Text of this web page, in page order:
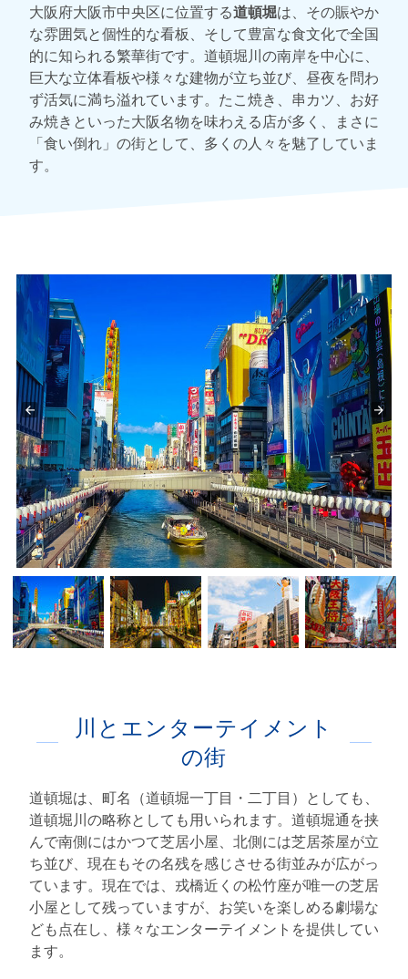
大阪府大阪市中央区に位置する道頓堀は、その賑やか
な雰囲気と個性的な看板、そして豊富な食文化で全国
的に知られる繁華街です。道頓堀川の南岸を中心に、
巨大な立体看板や様々な建物が立ち並び、昼夜を問わ
ず活気に満ち溢れています。たこ焼き、串カツ、お好
み焼きといった大阪名物を味わえる店が多く、まさに
「食い倒れ」の街として、多くの人々を魅了していま
す。
川とエンターテイメント
の街
道頓堀は、町名（道頓堀一丁目・二丁目）としても、
道頓堀川の略称としても用いられます。道頓堀通を挟
んで南側にはかつて芝居小屋、北側には芝居茶屋が立
ち並び、現在もその名残を感じさせる街並みが広がっ
ています。現在では、戎橋近くの松竹座が唯一の芝居
小屋として残っていますが、お笑いを楽しめる劇場な
ども点在し、様々なエンターテイメントを提供してい
ます。